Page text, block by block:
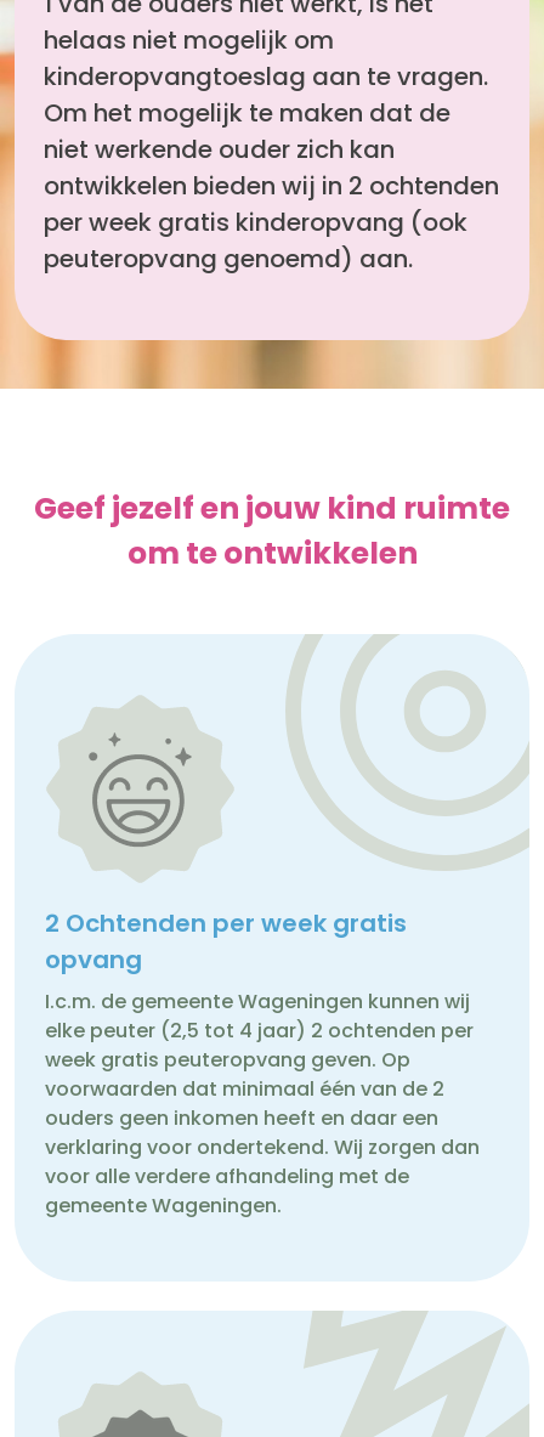
helaas niet mogelijk om
kinderopvangtoeslag aan te vragen.
Om het mogelijk te maken dat de
niet werkende ouder zich kan
ontwikkelen bieden wij in 2 ochtenden
per week gratis kinderopvang (ook
peuteropvang genoemd) aan.
Geef jezelf en jouw kind ruimte
om te ontwikkelen
2 Ochtenden per week gratis
opvang
I.c.m. de gemeente Wageningen kunnen wij
elke peuter (2,5 tot 4 jaar) 2 ochtenden per
week gratis peuteropvang geven. Op
voorwaarden dat minimaal één van de 2
ouders geen inkomen heeft en daar een
verklaring voor ondertekend. Wij zorgen dan
voor alle verdere afhandeling met de
gemeente Wageningen.